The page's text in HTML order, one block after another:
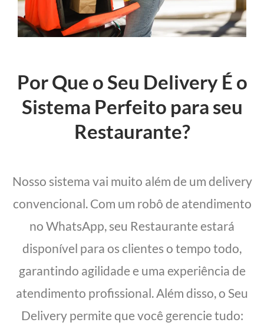
Por Que o Seu Delivery É o
Sistema Perfeito para seu
Restaurante?
Nosso sistema vai muito além de um delivery
convencional. Com um robô de atendimento
no WhatsApp, seu Restaurante estará
disponível para os clientes o tempo todo,
garantindo agilidade e uma experiência de
atendimento profissional. Além disso, o Seu
Delivery permite que você gerencie tudo: